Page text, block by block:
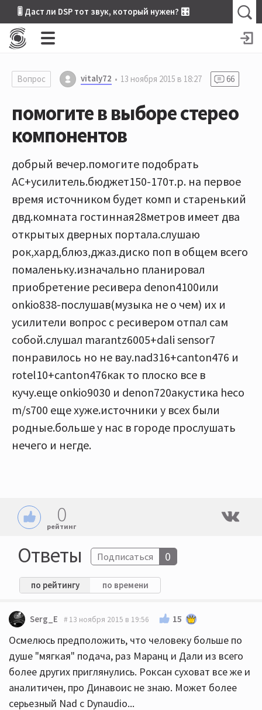
🎚 Даст ли DSP тот звук, который нужен? 🎛
Вопрос vitaly72 13 ноября 2015 в 18:27 66
помогите в выборе стерео
компонентов
добрый вечер.помогите подобрать
АС+усилитель.бюджет150-170т.р. на первое
время источником будет комп и старенький
двд.комната гостинная28метров имеет два
открытых дверных портала.слушаю
рок,хард,блюз,джаз.диско поп в общем всего
помаленьку.изначально планировал
приобретение ресивера denon4100или
onkio838-послушав(музыка не о чем) их и
усилители вопрос с ресивером отпал сам
собой.слушал marantz6005+dali sensor7
понравилось но не вау.nad316+canton476 и
rotel10+canton476как то плоско все в
кучу.еще onkio9030 и denon720акустика heco
m/s700 еще хуже.источники у всех были
родные.больше у нас в городе прослушать
нечего и негде.
0
рейтинг
Ответы Подписаться 0
по рейтингу по времени
Serg_E 13 ноября 2015 в 19:56 15
Осмелюсь предположить, что человеку больше по
душе "мягкая" подача, раз Маранц и Дали из всего
более других приглянулись. Роксан суховат все же и
аналитичен, про Динавоис не знаю. Может более
серьезный Nad с Dynaudio...